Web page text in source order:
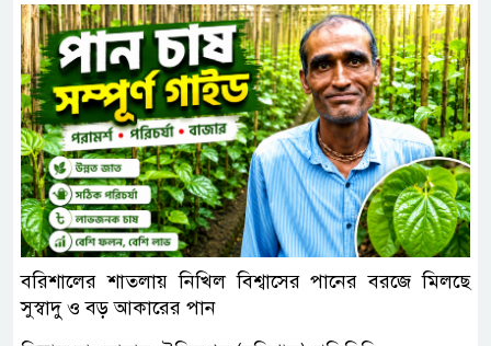
বরিশালের শাতলায় নিখিল বিশ্বাসের পানের বরজে মিলছে
সুস্বাদু ও বড় আকারের পান